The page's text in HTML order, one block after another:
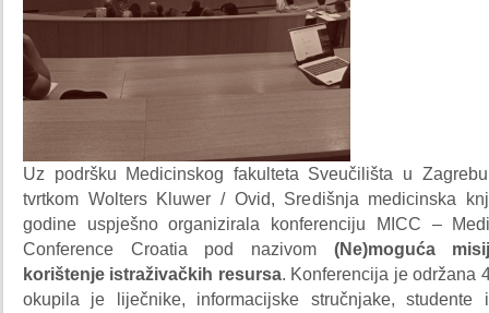
Uz podršku Medicinskog fakulteta Sveučilišta u
tvrtkom Wolters Kluwer / Ovid, Središnja medicinska
godine uspješno organizirala konferenciju MICC –
Conference Croatia pod nazivom (Ne)moguća
korištenje istraživačkih resursa. Konferencija je održana
okupila je liječnike, informacijske stručnjake, studente